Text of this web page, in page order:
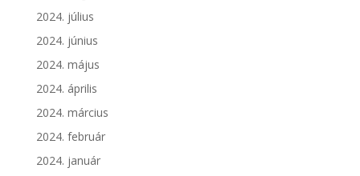
2024. július
2024. június
2024. május
2024. április
2024. március
2024. február
2024. január